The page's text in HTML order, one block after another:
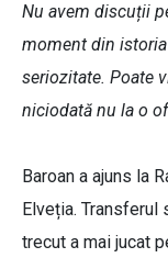
Nu avem discuții
moment din
seriozitate. Poate
niciodată nu la o
Baroan a ajuns la
Elveția. Transferul
trecut a mai jucat